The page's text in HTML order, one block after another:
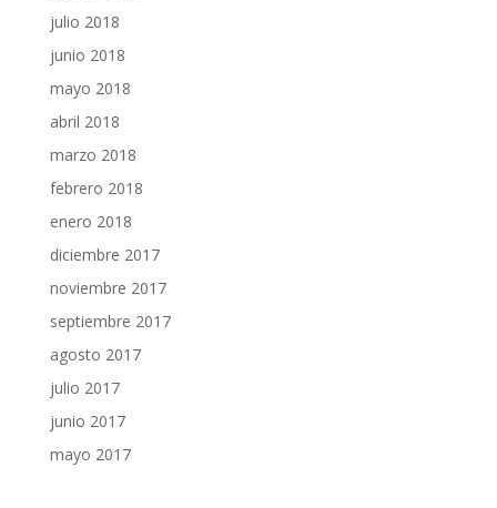
julio 2018
junio 2018
mayo 2018
abril 2018
marzo 2018
febrero 2018
enero 2018
diciembre 2017
noviembre 2017
septiembre 2017
agosto 2017
julio 2017
junio 2017
mayo 2017